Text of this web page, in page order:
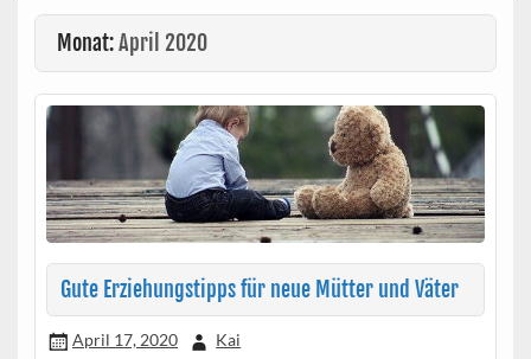
Monat:April 2020
Gute Erziehungstipps für neue Mütter und Väter
April 17, 2020 Kai